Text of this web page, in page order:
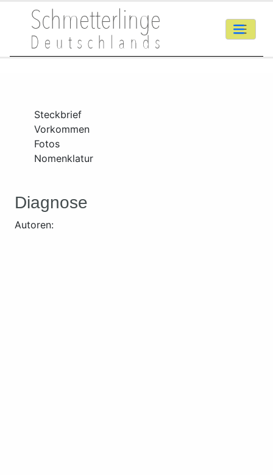
Steckbrief
Vorkommen
Fotos
Nomenklatur
Diagnose
Autoren: